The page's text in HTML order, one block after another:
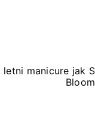
manicure jak